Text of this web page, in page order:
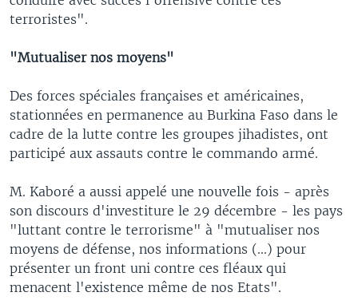
terroristes".
"Mutualiser nos moyens"
Des forces spéciales françaises et américaines,
stationnées en permanence au Burkina Faso dans le
cadre de la lutte contre les groupes jihadistes, ont
participé aux assauts contre le commando armé.
M. Kaboré a aussi appelé une nouvelle fois - après
son discours d'investiture le 29 décembre - les pays
"luttant contre le terrorisme" à "mutualiser nos
moyens de défense, nos informations (...) pour
présenter un front uni contre ces fléaux qui
menacent l'existence même de nos Etats".